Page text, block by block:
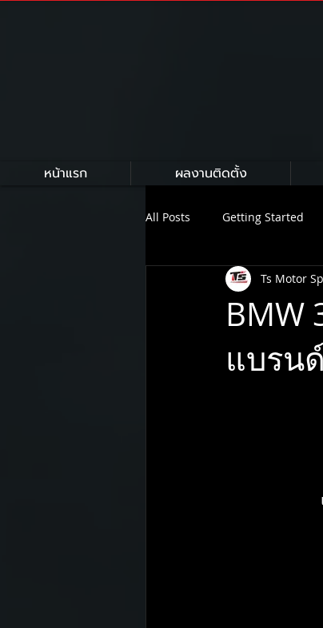
หน้าแรก ผลงานติดตั้ง
All Posts Getting Started
HARDRACE
BMW
แบรน
Ts Motor